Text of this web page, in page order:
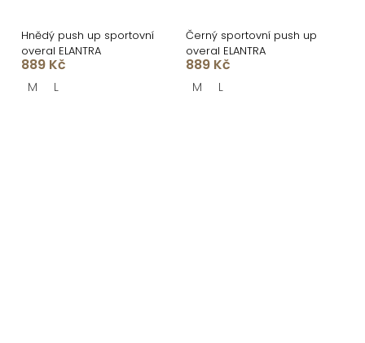
Hnědý push up sportovní
overal ELANTRA
889 Kč
M L
Černý sportovní push up
overal ELANTRA
889 Kč
M L